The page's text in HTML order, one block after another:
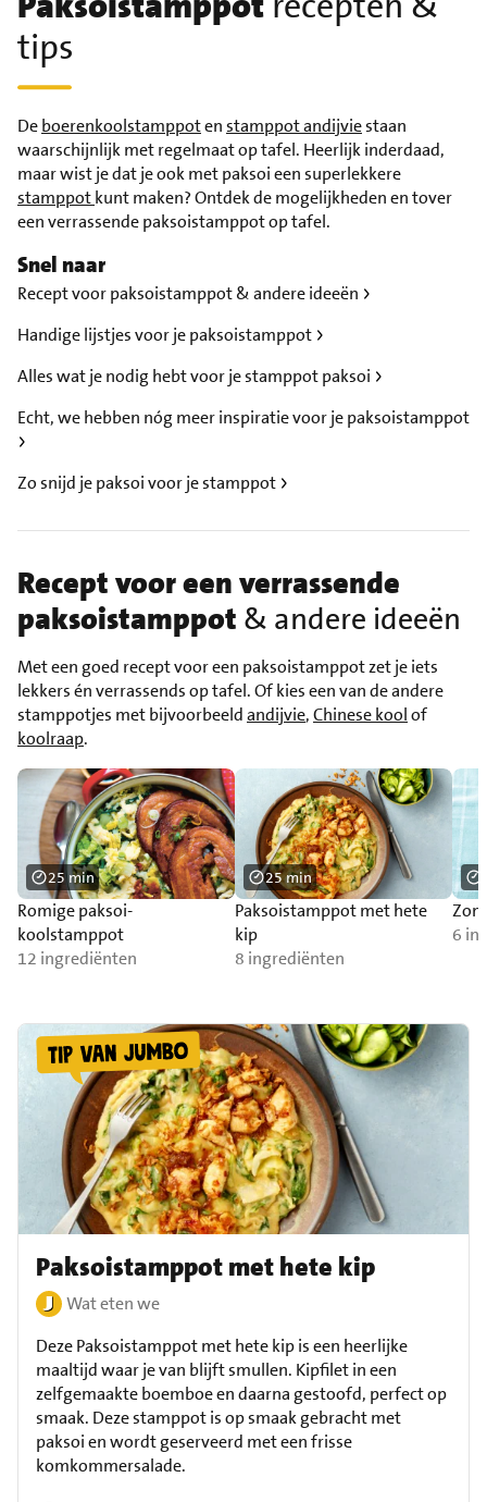
tips
Deboerenkoolstamppotenstamppot andijviestaan
waarschijnlijk met regelmaat op tafel. Heerlijk inderdaad,
maar wist je dat je ook met paksoi een superlekkere
stamppotkunt maken? Ontdek de mogelijkheden en tover
een verrassende paksoistamppot op tafel.
Snel naar
Recept voor paksoistamppot & andere ideeën
Handige lijstjes voor je paksoistamppot
Alles wat je nodig hebt voor je stamppot paksoi
Echt, we hebben nóg meer inspiratie voor je paksoistamppot
Zo snijd je paksoi voor je stamppot
Recept voor een verrassende
paksoistamppot & andere ideeën
Met een goed recept voor een paksoistamppot zet je iets
lekkers én verrassends op tafel. Of kies een van de andere
stamppotjes met bijvoorbeeldandijvie,Chinese koolof
koolraap.
Romige paksoi-
koolstamppot
12 ingrediënten
25 min
Paksoistamppot met hete
kip
8 ingrediënten
25 min
6
Paksoistamppot met hete kip
Wat eten we
Deze Paksoistamppot met hete kip is een heerlijke
maaltijd waar je van blijft smullen. Kipfilet in een
zelfgemaakte boemboe en daarna gestoofd, perfect op
smaak. Deze stamppot is op smaak gebracht met
paksoi en wordt geserveerd met een frisse
komkommersalade.